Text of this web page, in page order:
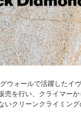
ウォールで活躍したイ
売を行い、クライマー
いクリーンクライミング